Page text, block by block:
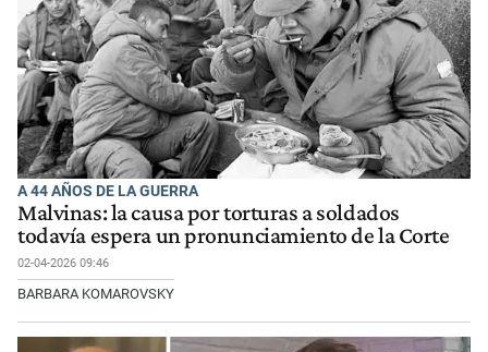
A 44 AÑOS DE LA GUERRA
Malvinas: la causa por torturas a soldados
todavía espera un pronunciamiento de la Corte
02-04-2026 09:46
BARBARA KOMAROVSKY